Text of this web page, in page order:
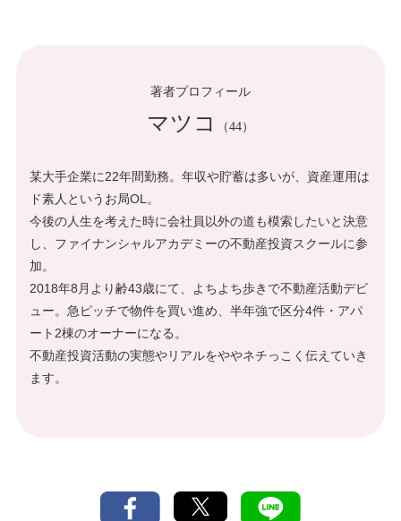
著者プロフィール
マツコ （44）
某大手企業に22年間勤務。年収や貯蓄は多いが、資産運用は
ド素人というお局OL。
今後の人生を考えた時に会社員以外の道も模索したいと決意
し、ファイナンシャルアカデミーの不動産投資スクールに参
加。
2018年8月より齢43歳にて、よちよち歩きで不動産活動デビ
ュー。急ピッチで物件を買い進め、半年強で区分4件・アパ
ート2棟のオーナーになる。
不動産投資活動の実態やリアルをややネチっこく伝えていき
ます。